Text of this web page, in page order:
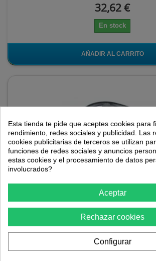
32,62 €
En stock
AÑADIR AL CARRITO
Bobina de encendido motor
37137 36344
Bobina de encendido Avalon-Tools compatible
Bobina de encendido motor Tecumseh
Esta tienda te pide que aceptes cookies para
rendimiento, redes sociales y publicidad. Las
cookies publicitarias de terceros se utilizan
funciones de redes sociales y anuncios
estas cookies y el procesamiento de datos
involucrados?
Aceptar
Rechazar cookies
Configurar